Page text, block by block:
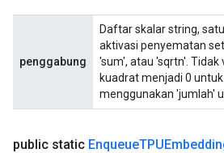
penggabung
Daftar skalar string,
aktivasi penyematan
'sum', atau 'sqrtn'.
kuadrat menjadi 0
menggunakan 'jumlah'
public static Enqueue